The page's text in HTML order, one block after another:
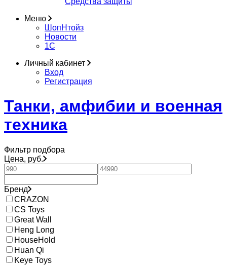
Меню
ШопНтойз
Новости
1C
Личный кабинет
Вход
Регистрация
Танки, амфибии и военная
техника
Фильтр подбора
Цена, руб.
Бренд
CRAZON
CS Toys
Great Wall
Heng Long
HouseHold
Huan Qi
Keye Toys